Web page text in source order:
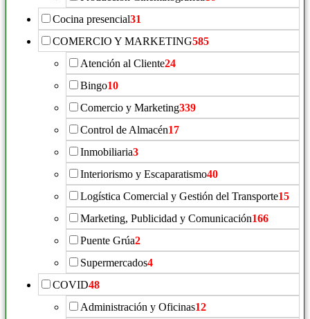
Cocina presencial31
COMERCIO Y MARKETING585
Atención al Cliente24
Bingo10
Comercio y Marketing339
Control de Almacén17
Inmobiliaria3
Interiorismo y Escaparatismo40
Logística Comercial y Gestión del Transporte15
Marketing, Publicidad y Comunicación166
Puente Grúa2
Supermercados4
COVID48
Administración y Oficinas12